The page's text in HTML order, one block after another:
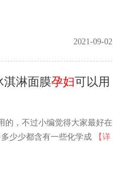
2021-09-02
淇淋面膜孕妇可以用
的，不过小编觉得大家最好在
少少都含有一些化学成
【详